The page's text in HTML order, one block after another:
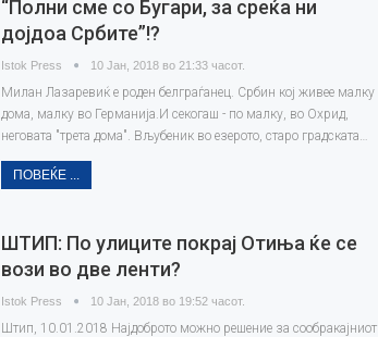
“Полни сме со Бугари, за среќа ни
дојдоа Србите”!?
Istok Press 10 Јан, 2018 во 21:33 часот.
Милан Лазаревиќ е роден белграѓанец. Србин кој живее малку
дома, малку во Германија.И секогаш - по малку, во Охрид,
неговата "трета дома". Вљубеник во езерото, старо градската…
ПОВЕЌЕ ...
ШТИП: По улиците покрај Отиња ќе се
вози во две ленти?
Istok Press 10 Јан, 2018 во 19:52 часот.
Штип, 10.01.2018 Најдоброто можно решение за сообракајниот